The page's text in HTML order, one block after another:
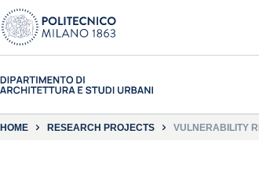
HOME RESEARCH PROJECTS
VULNERABILITY